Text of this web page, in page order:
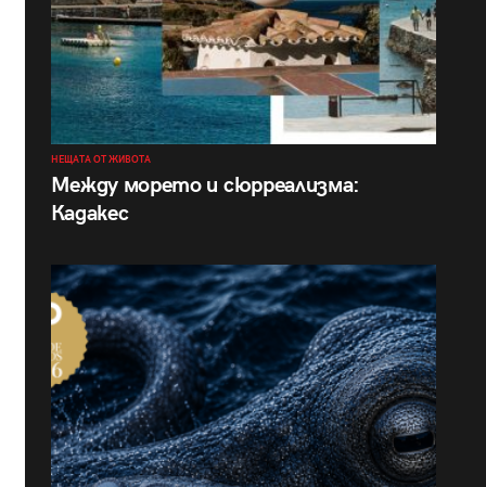
НЕЩАТА ОТ ЖИВОТА
Между морето и сюрреализма:
Кадакес